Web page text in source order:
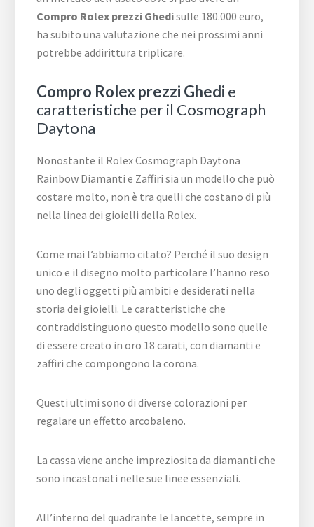
Compro Rolex prezzi Ghedisulle 180.000 euro,
ha subito una valutazione che nei prossimi anni
potrebbe addirittura triplicare.
Compro Rolex prezzi Ghedi e
caratteristiche per il Cosmograph
Daytona
Nonostante il Rolex Cosmograph Daytona
Rainbow Diamanti e Zaffiri sia un modello che può
costare molto, non è tra quelli che costano di più
nella linea dei gioielli della Rolex.
Come mai l’abbiamo citato? Perché il suo design
unico e il disegno molto particolare l’hanno reso
uno degli oggetti più ambiti e desiderati nella
storia dei gioielli. Le caratteristiche che
contraddistinguono questo modello sono quelle
di essere creato in oro 18 carati, con diamanti e
zaffiri che compongono la corona.
Questi ultimi sono di diverse colorazioni per
regalare un effetto arcobaleno.
La cassa viene anche impreziosita da diamanti che
sono incastonati nelle sue linee essenziali.
All’interno del quadrante le lancette, sempre in